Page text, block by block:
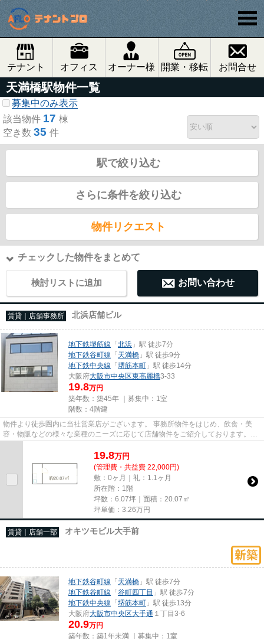
テナント オフィス オーナー様 開業・移転 お問合せ
天満橋駅物件一覧
募集中のみ表示
該当物件 17 棟
空き数 35 件
駅で絞り込む
さらに条件を絞り込む
物件リクエスト
チェックした物件をまとめて
検討リストに追加 お問い合わせ
賃貸｜店舗事務所 北浜店舗ビル
地下鉄堺筋線 「北浜 」駅 徒歩7分
地下鉄谷町線 「天満橋 」駅 徒歩9分
地下鉄中央線 「堺筋本町 」駅 徒歩14分
大阪府大阪市中央区東高麗橋3-33
19.8万円
築年数：築45年 ｜募集中： 1室
階数：4階建
物件より徒歩圏内に当社営業店がございます。 事務所物件をはじめ、飲食・美
容・物販などの様々な業種のニーズに応じて店舗物件をご紹介しております。
尚、弊社ではおとり広告は一切...
19.8万円
(管理費・共益費 22,000円)
敷：0ヶ月｜礼：1.1ヶ月
所在階：1階
坪数：6.07坪｜面積：20.07㎡
坪単価： 3.26万円
賃貸｜店舗一部 オキツモビル大手前
地下鉄谷町線 「天満橋 」駅 徒歩7分
地下鉄谷町線 「谷町四丁目 」駅 徒歩7分
地下鉄中央線 「堺筋本町 」駅 徒歩13分
大阪府大阪市中央区大手通 １丁目3-6
20.9万円
築年数：築1年未満 ｜募集中： 1室